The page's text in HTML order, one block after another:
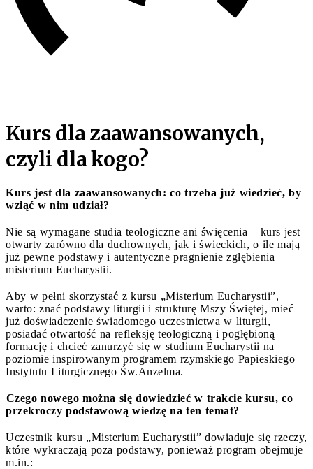
Kurs dla zaawansowanych,
czyli dla kogo?
Kurs jest dla zaawansowanych: co trzeba już wiedzieć, by
wziąć w nim udział?
Nie są wymagane studia teologiczne ani święcenia – kurs jest
otwarty zarówno dla duchownych, jak i świeckich, o ile mają
już pewne podstawy i autentyczne pragnienie zgłębienia
misterium Eucharystii.
Aby w pełni skorzystać z kursu „Misterium Eucharystii”,
warto: znać podstawy liturgii i strukturę Mszy Świętej, mieć
już doświadczenie świadomego uczestnictwa w liturgii,
posiadać otwartość na refleksję teologiczną i pogłębioną
formację i chcieć zanurzyć się w studium Eucharystii na
poziomie inspirowanym programem rzymskiego Papieskiego
Instytutu Liturgicznego Św.Anzelma.
⁠Czego nowego można się dowiedzieć w trakcie kursu, co
przekroczy podstawową wiedzę na ten temat?
Uczestnik kursu „Misterium Eucharystii” dowiaduje się rzeczy,
które wykraczają poza podstawy, ponieważ program obejmuje
m.in.: